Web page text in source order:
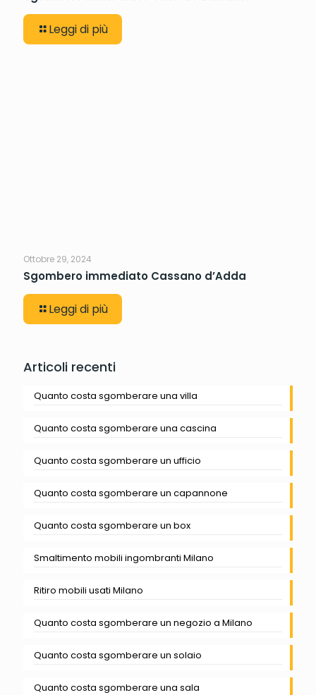
Leggi di più
Ottobre 29, 2024
Sgombero immediato Cassano d’Adda
Leggi di più
Articoli recenti
Quanto costa sgomberare una villa
Quanto costa sgomberare una cascina
Quanto costa sgomberare un ufficio
Quanto costa sgomberare un capannone
Quanto costa sgomberare un box
Smaltimento mobili ingombranti Milano
Ritiro mobili usati Milano
Quanto costa sgomberare un negozio a Milano
Quanto costa sgomberare un solaio
Quanto costa sgomberare una sala